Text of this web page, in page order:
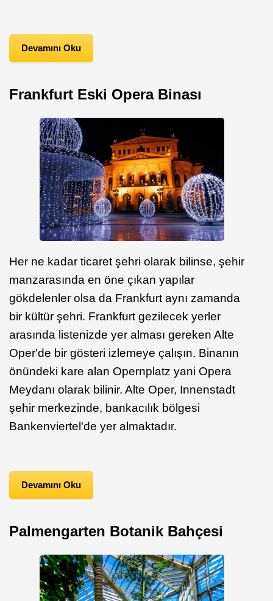
Devamını Oku
Frankfurt Eski Opera Binası
Her ne kadar ticaret şehri olarak bilinse, şehir
manzarasında en öne çıkan yapılar
gökdelenler olsa da Frankfurt aynı zamanda
bir kültür şehri. Frankfurt gezilecek yerler
arasında listenizde yer alması gereken Alte
Oper'de bir gösteri izlemeye çalışın. Binanın
önündeki kare alan Opernplatz yani Opera
Meydanı olarak bilinir. Alte Oper, Innenstadt
şehir merkezinde, bankacılık bölgesi
Bankenviertel'de yer almaktadır.
Devamını Oku
Palmengarten Botanik Bahçesi